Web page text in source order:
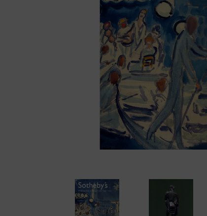
Cámaras disc
Cámaras
Cámaras
Cámaras réflex
objetivos
Cámaras réflex
Cámaras
Proyectores
Súper 8